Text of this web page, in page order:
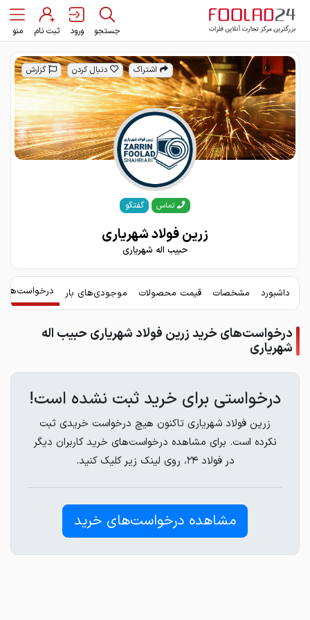
جستجو ورود ثبت نام منو
اشتراک دنبال کردن گزارش
تماس گفتگو
زرین فولاد شهریاری
حبیب اله شهریاری
داشبورد مشخصات قیمت محصولات موجودی‌های بار
درخواست‌های خرید زرین فولاد شهریاری حبیب اله
شهریاری
درخواستی برای خرید ثبت نشده است!
زرین فولاد شهریاری تاکنون هیچ درخواست خریدی ثبت
نکرده است. برای مشاهده درخواست‌های خرید کاربران دیگر
در فولاد ۲۴، روی لینک زیر کلیک کنید.
مشاهده درخواست‌های خرید